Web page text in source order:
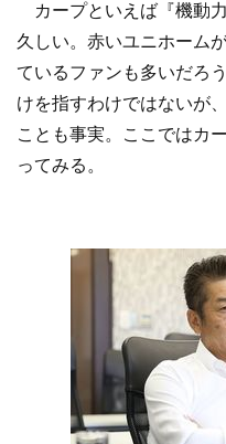
カープといえば『機動
久しい。赤いユニホーム
ているファンも多いだろ
けを指すわけではないが
ことも事実。ここではカ
ってみる。